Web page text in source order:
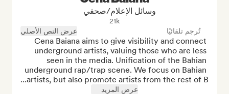
وسائل الإعلام/صحفي
21k
تُرجم تلقائيًا
عرض النص الأصلي
Cena Baiana aims to give visibility and connect
underground artists, valuing those who are less
seen in the media. Unification of the Bahian
underground rap/trap scene. We focus on Bahian
artists, but also promote artists from the rest of B...
عرض المزيد